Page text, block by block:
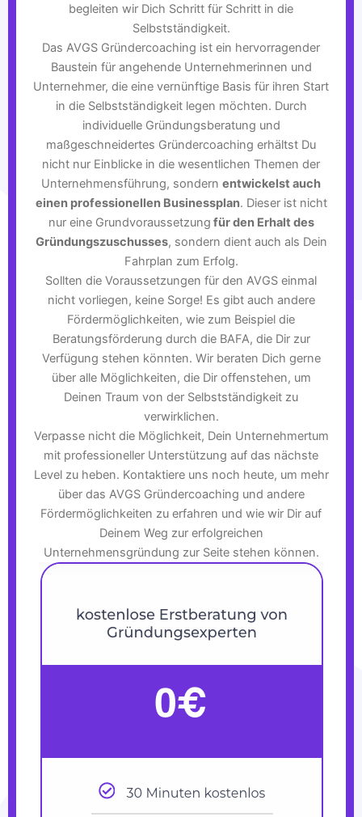
begleiten wir Dich Schritt für Schritt in die
Selbstständigkeit.
Das AVGS Gründercoaching ist ein hervorragender
Baustein für angehende Unternehmerinnen und
Unternehmer, die eine vernünftige Basis für ihren Start
in die Selbstständigkeit legen möchten. Durch
individuelle Gründungsberatung und
maßgeschneidertes Gründercoaching erhältst Du
nicht nur Einblicke in die wesentlichen Themen der
Unternehmensführung, sondern entwickelst auch
einen professionellen Businessplan. Dieser ist nicht
nur eine Grundvoraussetzung für den Erhalt des
Gründungszuschusses, sondern dient auch als Dein
Fahrplan zum Erfolg.
Sollten die Voraussetzungen für den AVGS einmal
nicht vorliegen, keine Sorge! Es gibt auch andere
Fördermöglichkeiten, wie zum Beispiel die
Beratungsförderung durch die BAFA, die Dir zur
Verfügung stehen könnten. Wir beraten Dich gerne
über alle Möglichkeiten, die Dir offenstehen, um
Deinen Traum von der Selbstständigkeit zu
verwirklichen.
Verpasse nicht die Möglichkeit, Dein Unternehmertum
mit professioneller Unterstützung auf das nächste
Level zu heben. Kontaktiere uns noch heute, um mehr
über das AVGS Gründercoaching und andere
Fördermöglichkeiten zu erfahren und wie wir Dir auf
Deinem Weg zur erfolgreichen
Unternehmensgründung zur Seite stehen können.